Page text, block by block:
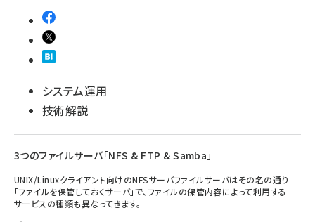
システム運用
技術解説
3つのファイルサーバ「NFS & FTP & Samba」
UNIX/Linuxクライアント向けのNFSサーバファイルサーバはその名の通り
「ファイルを保管しておくサーバ」で、ファイルの保管内容によって利用する
サービスの種類も異なってきます。